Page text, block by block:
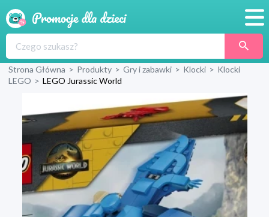
Produkty
Sklepy
Blog
Wyprawka
Strona Główna > Produkty > Gry i zabawki > Klocki > Klocki
LEGO > LEGO Jurassic World